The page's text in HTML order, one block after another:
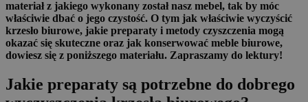
materiał z jakiego wykonany został nasz mebel, tak by móc
właściwie dbać o jego czystość. O tym jak właściwie wyczyścić
krzesło biurowe, jakie preparaty i metody czyszczenia mogą
okazać się skuteczne oraz jak konserwować meble biurowe,
dowiesz się z poniższego materiału. Zapraszamy do lektury!
Jakie preparaty są potrzebne do dobrego